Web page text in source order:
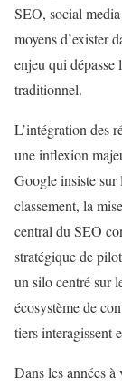
SEO, social
moyens d’exister
enjeu qui
traditionnel.
L’intégration des
une inflexion
Google insiste sur
classement, la
central du SEO
stratégique de
un silo centré sur
écosystème de
tiers interagissent
Dans les années